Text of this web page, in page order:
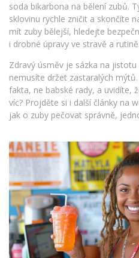
soda bikarbona na bělení zubů.
sklovinu rychle zničit a skončíte
mít zuby bělejší, hledejte
i drobné úpravy ve stravě a rutině.
Zdravý úsměv je sázka na
nemusíte držet zastaralých
fakta, ne babské rady, a uvidíte,
víc? Projděte si i další články na
jak o zuby pečovat správně,